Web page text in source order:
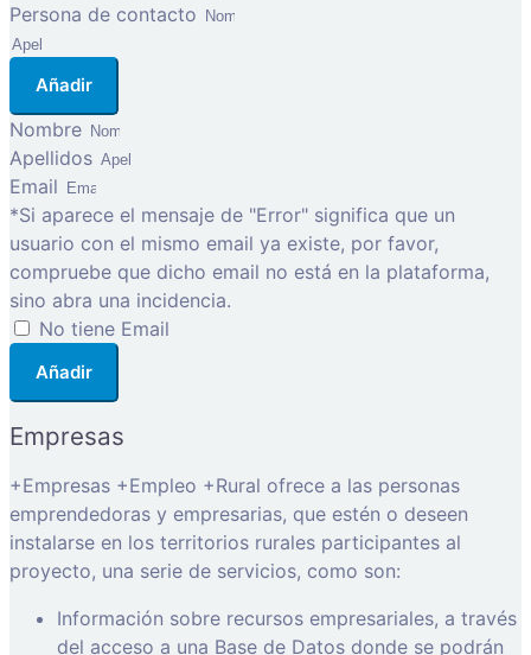
Persona de contacto
Añadir
Nombre
Apellidos
Email
*Si aparece el mensaje de "Error" significa que un
usuario con el mismo email ya existe, por favor,
compruebe que dicho email no está en la plataforma,
sino abra una incidencia.
No tiene Email
Añadir
Empresas
+Empresas +Empleo +Rural ofrece a las personas
emprendedoras y empresarias, que estén o deseen
instalarse en los territorios rurales participantes al
proyecto, una serie de servicios, como son:
Información sobre recursos empresariales, a través
del acceso a una Base de Datos donde se podrán